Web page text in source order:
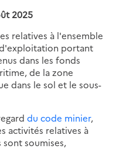
2025
relatives à l'ensemble
portant
dans les fonds
de la zone
dans le sol et le sous-
du code minier,
activités relatives à
soumises,